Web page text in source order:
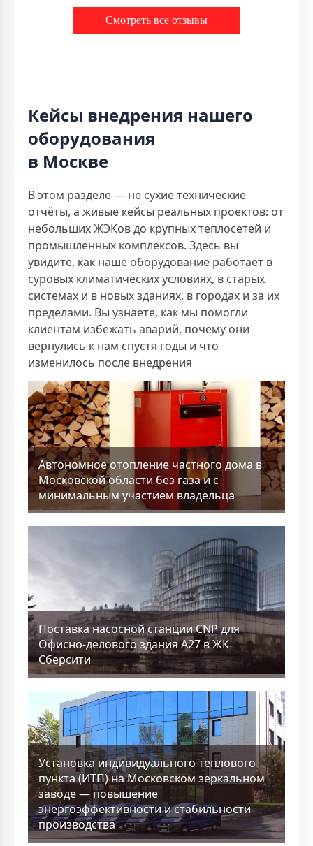
Смотреть все отзывы
Кейсы внедрения нашего
оборудования
в Москве
В этом разделе — не сухие технические
отчёты, а живые кейсы реальных проектов: от
небольших ЖЭКов до крупных теплосетей и
промышленных комплексов. Здесь вы
увидите, как наше оборудование работает в
суровых климатических условиях, в старых
системах и в новых зданиях, в городах и за их
пределами. Вы узнаете, как мы помогли
клиентам избежать аварий, почему они
вернулись к нам спустя годы и что
изменилось после внедрения
Aвтономное отопление частного дома в
Московской области без газа и с
минимальным участием владельца
Поставка насосной станции CNP для
Офисно-делового здания А27 в ЖК
Сберсити
Установка индивидуального теплового
пункта (ИТП) на Московском зеркальном
заводе — повышение
энергоэффективности и стабильности
производства